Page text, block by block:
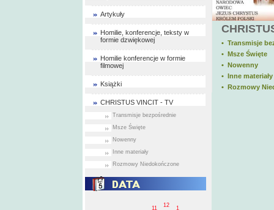
Artykuły
Homilie, konferencje, teksty w
formie dzwiękowej
Homilie konferencje w formie
filmowej
Książki
CHRISTUS VINCIT - TV
Transmisje bezpośrednie
Msze Święte
Nowenny
Inne materiały
Rozmowy Niedokończone
1
11
12
• Transmisje
• Msze Święte
• Nowenny
• Inne materiały
• Rozmowy